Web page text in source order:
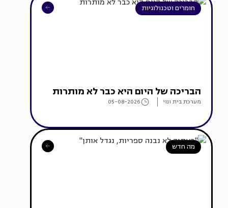
חומרים וטכנולוגיות
הבריכה של היום היא כבר לא מותרות
מערכת בית ונוי 05-08-2026
מה חדש